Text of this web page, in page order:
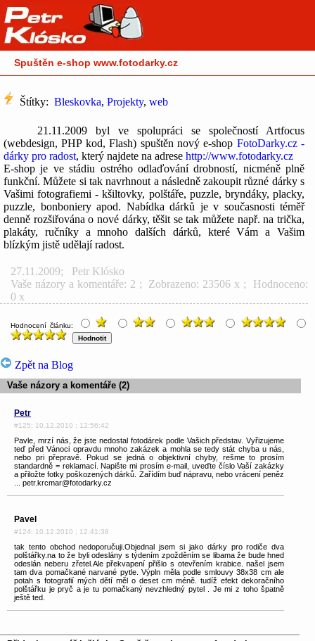
Spuštěn e-shop www.fotodarky.cz
Štítky: Bleskovka, Projekty, web
21.11.2009 byl ve spolupráci se společností Artfocus
(webdesign, PHP kod, Flash) spuštěn nový e-shop FotoDarky.cz -
dárky pro radost, který najdete na adrese http://www.fotodarky.cz
E-shop je ve stádiu ostrého odlaďování drobností, nicméně plně
funkční. Můžete si tak navrhnout a následně zakoupit různé dárky s
Vašimi fotografiemi - kšiltovky, polštáře, puzzle, bryndáky, placky,
puzzle, bonboniery apod. Nabídka dárků je v současnosti téměř
denně rozšiřována o nové dárky, těšit se tak můžete např. na trička,
plakáty, ručníky a mnoho dalších dárků, které Vám a Vašim
blízkým jistě udělají radost.
27.11.2009; Petr Klósko
Vaše názory a komentáře: 2 ; Zobrazeno: 23506 x ; Hodnoceno:
0 x
Hodnocení článku:
Zpět na Blog
Vaše názory a komentáře (2)
Petr
#125: 10.12.2010 ; 12:56:42
Pavle, mrzí nás, že jste nedostal fotodárek podle Vašich představ. Vyřizujeme
teď před Vánoci opravdu mnoho zakázek a mohla se tedy stát chyba u nás,
nebo pri přepravě. Pokud se jedná o objektivní chyby, rešme to prosím
standardně = reklamací. Napište mi prosím e-mail, uveďte číslo Vaší zakázky
a přiložte fotky poškozených dárků. Zařídím buď nápravu, nebo vrácení peněz
... petr.krcmar@fotodarky.cz
Pavel
#124: 10.12.2010 ; 12:41:38
tak tento obchod nedoporučuji.Objednal jsem si jako dárky pro rodiče dva
polštářky.na to že byli odeslány s týdením zpožděním se libama že bude hned
odeslán neberu zřetel.Ale překvapení přišlo s otevřením krabice. našel jsem
tam dva pomačkané narvané pytle. Výpln měla podle smlouvy 38x38 cm ale
potah s fotografií mých dětí měl o deset cm méně. tudíž efekt dekoračního
polštářku je pryč a je tu pomačkaný nevzhledný pytel . Je mi z toho špatně
ještě ted.